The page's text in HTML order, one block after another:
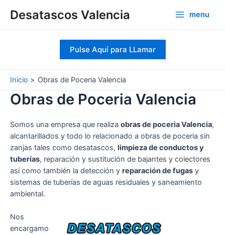
Desatascos Valencia menu
Pulse Aquí para LLamar
Inicio Obras de Poceria Valencia
Obras de Poceria Valencia
Somos una empresa que realiza obras de poceria Valencia,
alcantarillados y todo lo relacionado a obras de poceria sin
zanjas tales como desatascos, limpieza de conductos y
tuberías, reparación y sustitución de bajantes y colectores
así como también la detección y reparación de fugas y
sistemas de tuberías de aguas residuales y saneamiento
ambiental.
Nos
encargamo